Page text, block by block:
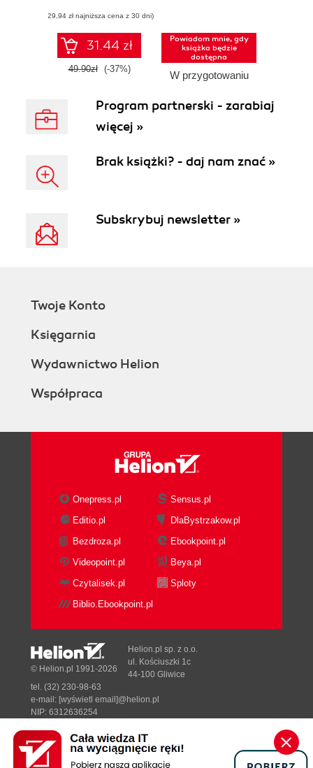
analityka jako
klucz do sukcesu
(29,94 zł najniższa cena z 30 dni)
31.44 zł
49.90zł (-37%)
Wydanie VIII
Powiadom mnie, gdy
książka będzie
dostępna
W przygotowaniu
Program partnerski - zarabiaj
więcej »
Brak książki? - daj nam znać »
Subskrybuj newsletter »
Twoje Konto
Księgarnia
Wydawnictwo Helion
Współpraca
Onepress.pl
Sensus.pl
Editio.pl
DlaBystrzakow.pl
Bezdroza.pl
Ebookpoint.pl
Videopoint.pl
Beya.pl
Czytalisek.pl
Sploty
Biblio.Ebookpoint.pl
Designed with ♥ byTonik.pl
© Helion.pl 1991-2026
Helion.pl sp. z o.o.
ul. Kościuszki 1c
44-100 Gliwice
tel. (32) 230-98-63
e-mail: [wyświetl email]@helion.pl
NIP: 6312636254